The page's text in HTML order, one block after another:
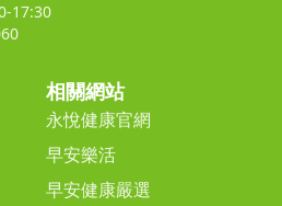
17:30
相關網站
永悅健康官網
早安樂活
早安健康嚴選